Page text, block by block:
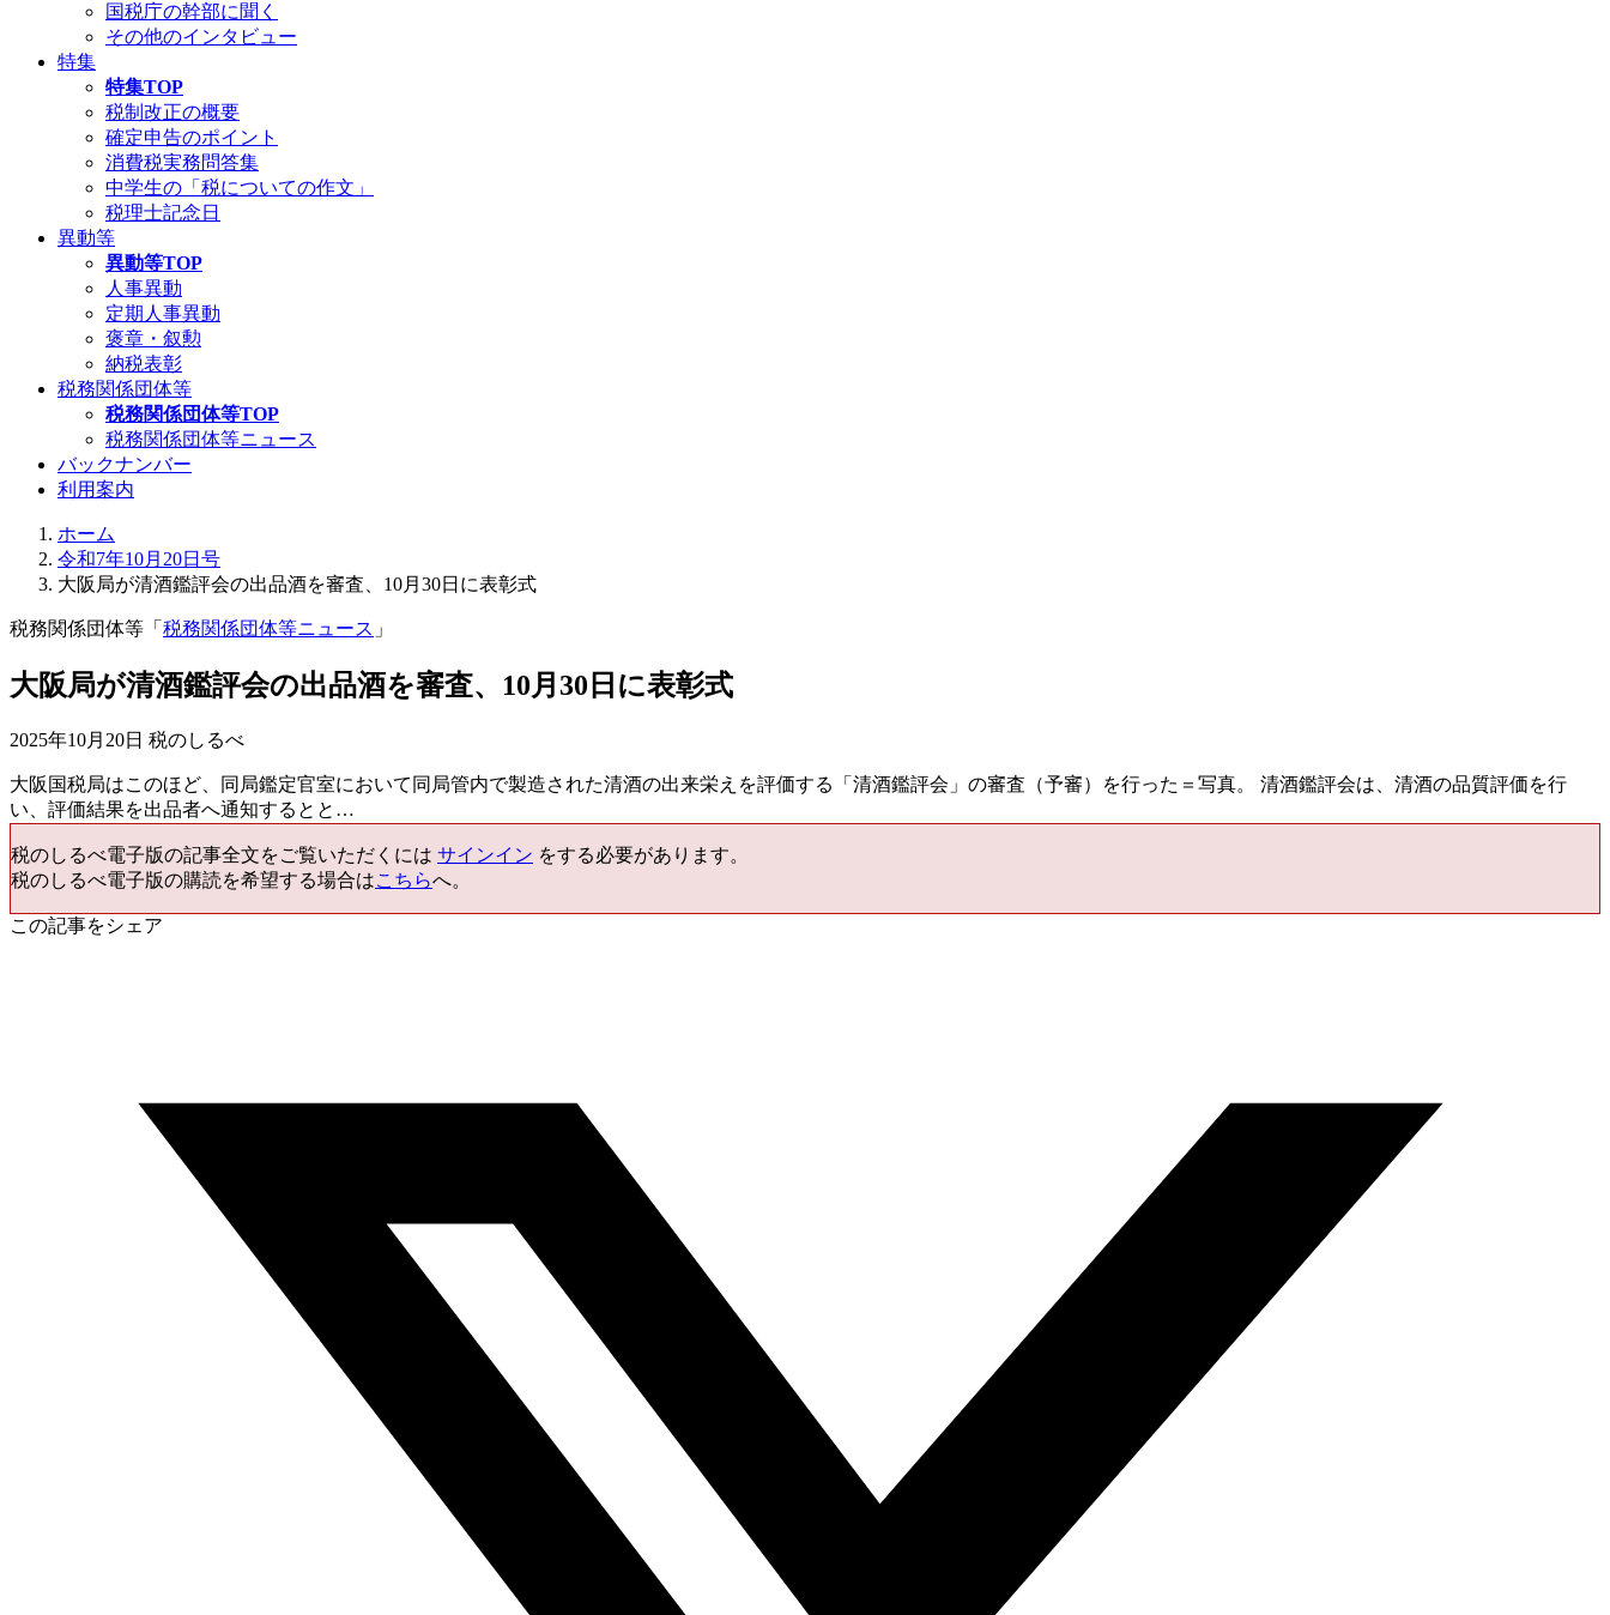
国税庁の幹部に聞く
その他のインタビュー
特集
特集TOP
税制改正の概要
確定申告のポイント
消費税実務問答集
中学生の「税についての作文」
税理士記念日
異動等
異動等TOP
人事異動
定期人事異動
褒章・叙勲
納税表彰
税務関係団体等
税務関係団体等TOP
税務関係団体等ニュース
バックナンバー
利用案内
ホーム
令和7年10月20日号
大阪局が清酒鑑評会の出品酒を審査、10月30日に表彰式
税務関係団体等「 税務関係団体等ニュース 」
大阪局が清酒鑑評会の出品酒を審査、10月30日に表彰式
2025年10月20日 税のしるべ
大阪国税局はこのほど、同局鑑定官室において同局管内で製造された清酒の出来栄えを評価する「清酒鑑評会」の審査（予審）を行った＝写真。 清酒鑑評会は、清酒の品質評価を行
い、評価結果を出品者へ通知するとと…
税のしるべ電子版の記事全文をご覧いただくには サインイン をする必要があります。
税のしるべ電子版の購読を希望する場合はこちらへ。
この記事をシェア